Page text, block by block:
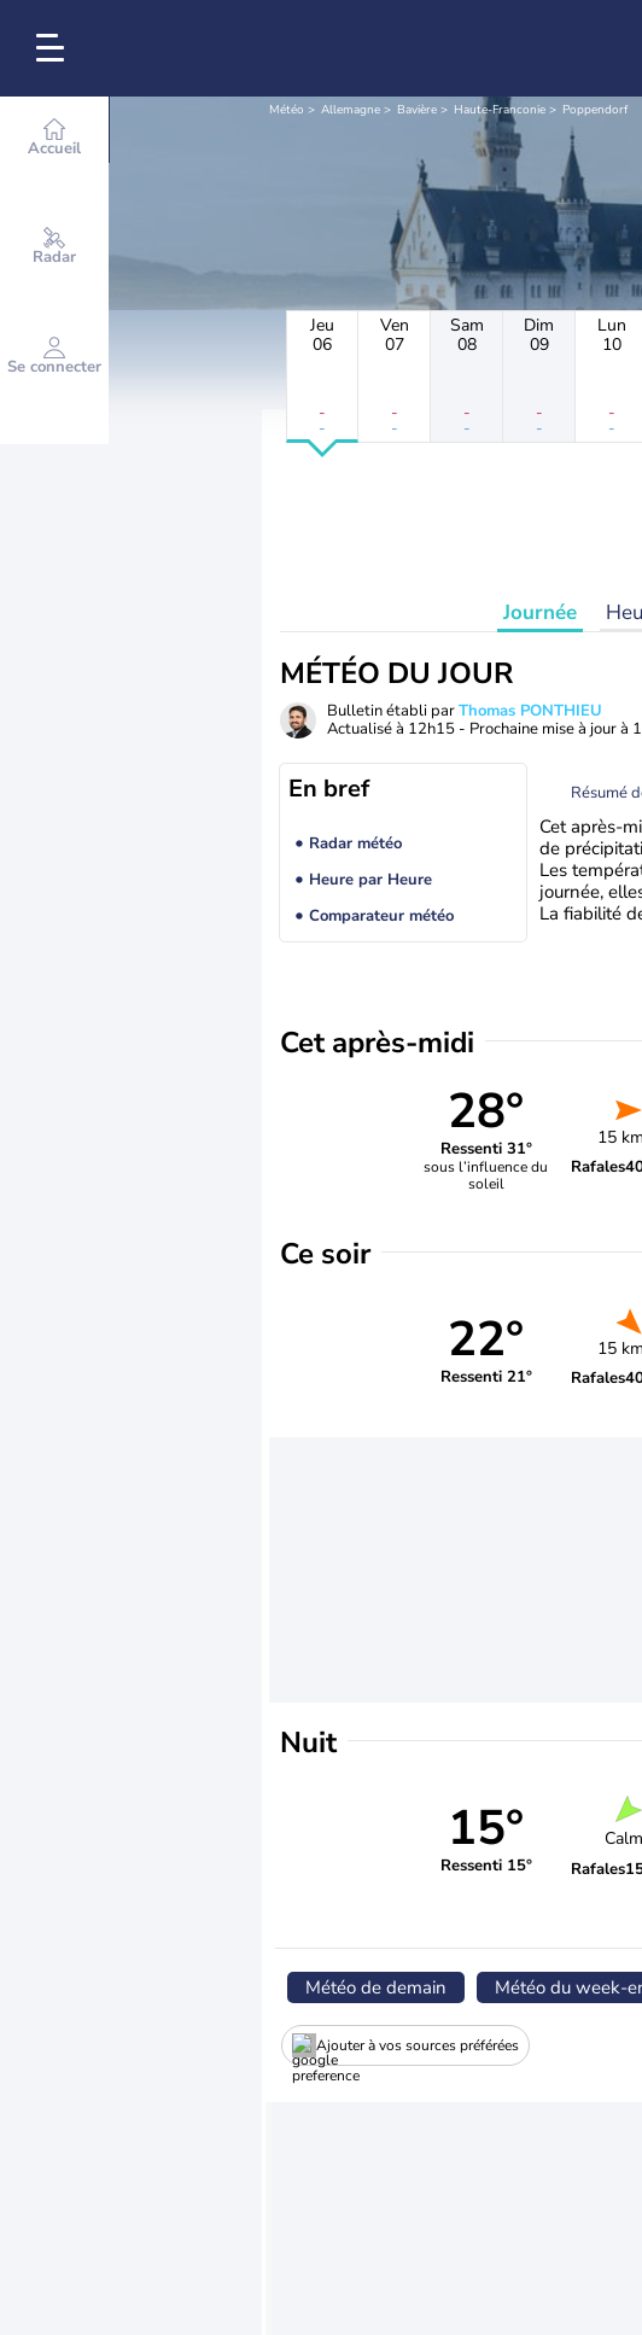
Accueil
Radar
Se connecter
Météo Allemagne Bavière Haute-Franconie Poppendorf
Jeu
06
-
-
Ven
07
-
-
Sam
08
-
-
Dim
09
-
-
Lun
10
-
-
Journée
MÉTÉO DU JOUR
Bulletin établi parThomas PONTHIEU
Actualisé à 12h15 - Prochaine mise à jour à
En bref
Radar météo
Heure par Heure
Comparateur météo
Résumé
Cet après-
de
Les
journée,
La fiabilité
Cet après-midi
28°
Ressenti 31°
sous l’influence du
soleil
15
Rafales
Ce soir
22°
Ressenti 21°
15
Rafales
Nuit
15°
Ressenti 15° Rafales
Météo de demain Météo du week-
Ajouter à vos sources préférées